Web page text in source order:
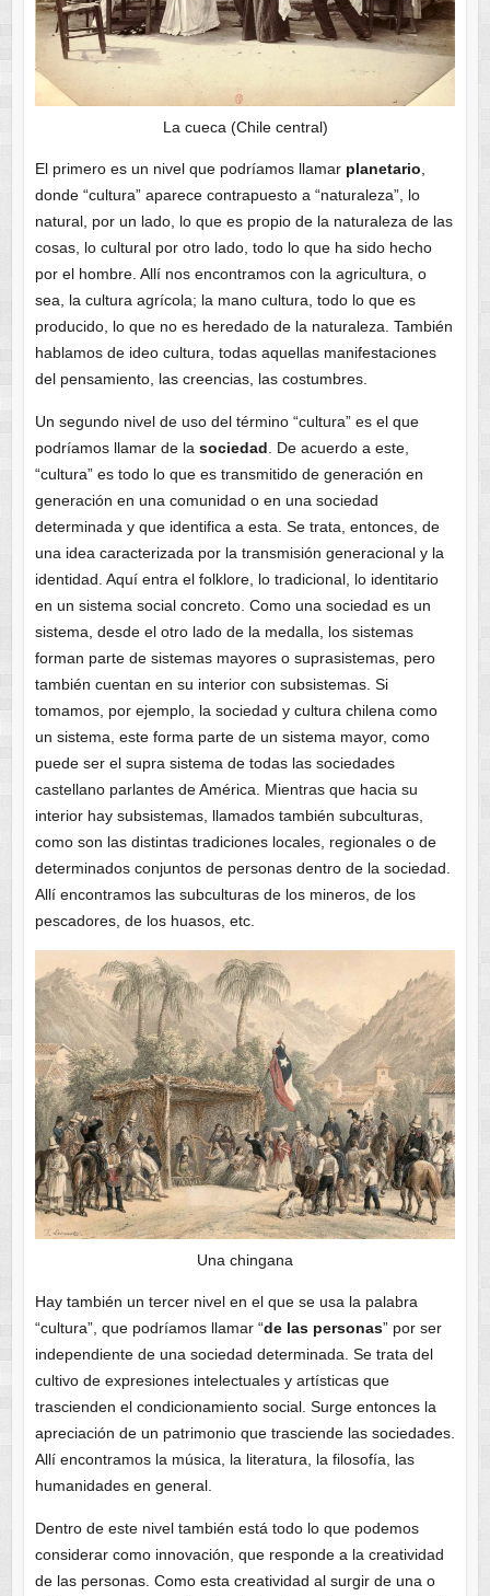
La cueca (Chile central)
El primero es un nivel que podríamos llamar planetario
donde “cultura” aparece contrapuesto a “naturaleza”, lo
natural, por un lado, lo que es propio de la naturaleza de las
cosas, lo cultural por otro lado, todo lo que ha sido hecho
por el hombre. Allí nos encontramos con la agricultura, o
sea, la cultura agrícola; la mano cultura, todo lo que es
producido, lo que no es heredado de la naturaleza. También
hablamos de ideo cultura, todas aquellas manifestaciones
del pensamiento, las creencias, las costumbres.
Un segundo nivel de uso del término “cultura” es el que
podríamos llamar de la sociedad . De acuerdo a este,
“cultura” es todo lo que es transmitido de generación en
generación en una comunidad o en una sociedad
determinada y que identifica a esta. Se trata, entonces, de
una idea caracterizada por la transmisión generacional y la
identidad. Aquí entra el folklore, lo tradicional, lo identitario
en un sistema social concreto. Como una sociedad es un
sistema, desde el otro lado de la medalla, los sistemas
forman parte de sistemas mayores o suprasistemas, pero
también cuentan en su interior con subsistemas. Si
tomamos, por ejemplo, la sociedad y cultura chilena como
un sistema, este forma parte de un sistema mayor, como
puede ser el supra sistema de todas las sociedades
castellano parlantes de América. Mientras que hacia su
interior hay subsistemas, llamados también subculturas,
como son las distintas tradiciones locales, regionales o de
determinados conjuntos de personas dentro de la sociedad.
Allí encontramos las subculturas de los mineros, de los
pescadores, de los huasos, etc.
Una chingana
Hay también un tercer nivel en el que se usa la palabra
“cultura”, que podríamos llamar “de las personas” por ser
independiente de una sociedad determinada. Se trata del
cultivo de expresiones intelectuales y artísticas que
trascienden el condicionamiento social. Surge entonces la
apreciación de un patrimonio que trasciende las sociedades.
Allí encontramos la música, la literatura, la filosofía, las
humanidades en general.
Dentro de este nivel también está todo lo que podemos
considerar como innovación, que responde a la creatividad
de las personas. Como esta creatividad al surgir de una o